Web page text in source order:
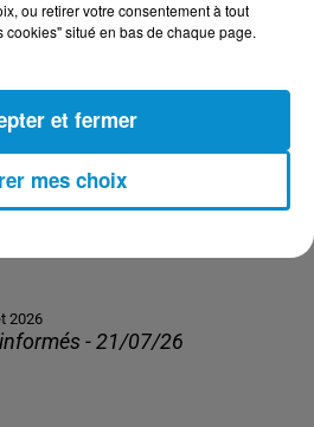
- 23/07/26
- 22/07/26
2026
- 21/07/26
ou retirer votre consentement à tout
situé en bas de chaque page.
mes choix
et fermer